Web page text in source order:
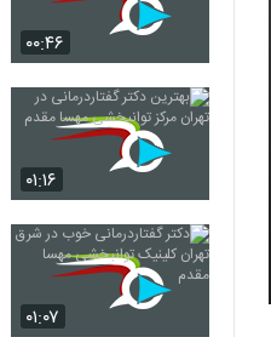
۰۰:۴۶
۰۱:۱۶
۰۱:۰۷